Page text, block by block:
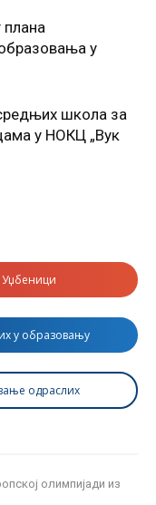
плана
у
школа за
у НОКЦ „Вук
у образовању
одраслих
олимпијади из